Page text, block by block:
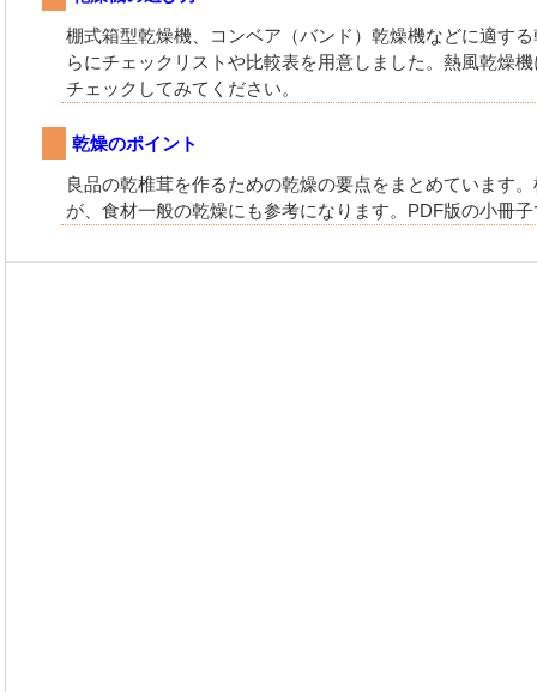
棚式箱型乾燥機、コンベア（バンド）乾燥機などに適す
らにチェックリストや比較表を用意しました。熱風乾燥
チェックしてみてください。
乾燥のポイント
良品の乾椎茸を作るための乾燥の要点をまとめています
が、食材一般の乾燥にも参考になります。PDF版の小冊